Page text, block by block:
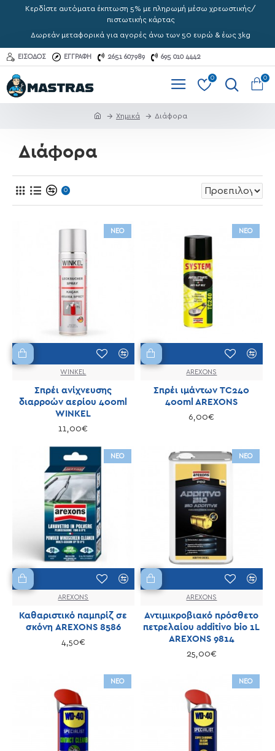
Κερδίστε αυτόματα έκπτωση 5% με πληρωμή μέσω χρεωστικής/
πιστωτικής κάρτας
Δωρεάν μεταφορικά για αγορές άνω των 50 ευρώ & έως 3kg
ΕΊΣΟΔΟΣ ΕΓΓΡΑΦΉ 2651 607989 695 010 4442
0 0
Χημικά Διάφορα
Διάφορα
0
ΝΕΟ
WINKEL
Σπρέι ανίχνευσης
διαρροών αερίου 400ml
WINKEL
11,00€
ΝΕΟ
AREXONS
Σπρέι ιμάντων TC240
400ml AREXONS
6,00€
ΝΕΟ
AREXONS
Καθαριστικό παμπρίζ σε
σκόνη AREXONS 8586
4,50€
ΝΕΟ
AREXONS
Αντιμικροβιακό πρόσθετο
πετρελαίου additivo bio 1L
AREXONS 9814
25,00€
ΝΕΟ ΝΕΟ